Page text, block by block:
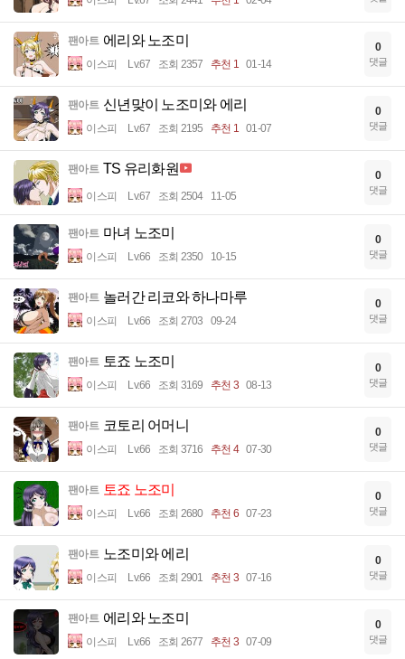
팬아트 에리와 노조미
이스피 Lv.67 조회 2357 추천 1 01-14
0
댓글
팬아트 신년맞이 노조미와 에리
이스피 Lv.67 조회 2195 추천 1 01-07
0
댓글
팬아트 TS 유리화원
이스피 Lv.67 조회 2504 11-05
0
댓글
팬아트 마녀 노조미
이스피 Lv.66 조회 2350 10-15
0
댓글
팬아트 놀러간 리코와 하나마루
이스피 Lv.66 조회 2703 09-24
0
댓글
팬아트 토죠 노조미
이스피 Lv.66 조회 3169 추천 3 08-13
0
댓글
팬아트 코토리 어머니
이스피 Lv.66 조회 3716 추천 4 07-30
0
댓글
팬아트 토죠 노조미
이스피 Lv.66 조회 2680 추천 6 07-23
0
댓글
팬아트 노조미와 에리
이스피 Lv.66 조회 2901 추천 3 07-16
0
댓글
팬아트 에리와 노조미
이스피 Lv.66 조회 2677 추천 3 07-09
0
댓글